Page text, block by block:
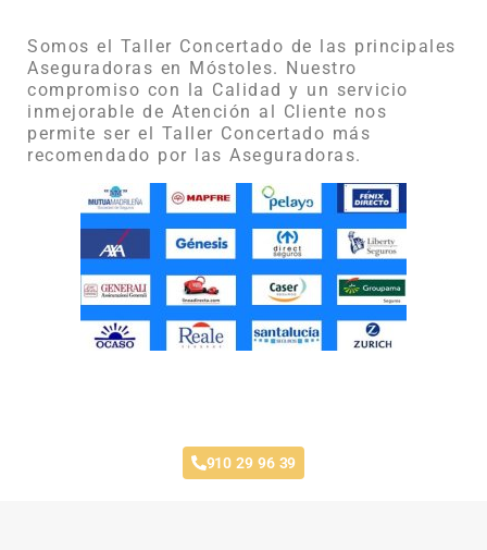
Somos el Taller Concertado de las principales
Aseguradoras en Móstoles. Nuestro
compromiso con la Calidad y un servicio
inmejorable de Atención al Cliente nos
permite ser el Taller Concertado más
recomendado por las Aseguradoras.
910 29 96 39